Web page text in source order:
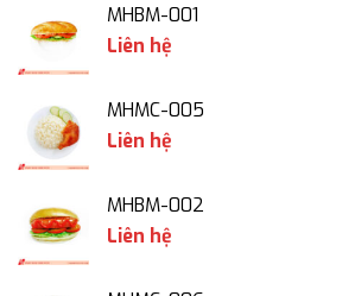
MHBM-001
Liên hệ
MHMC-005
Liên hệ
MHBM-002
Liên hệ